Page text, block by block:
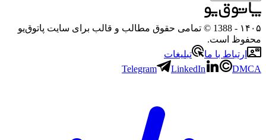
۱۴۰۵
- 1388 © تمامی حقوق مطالب و قالب برای سایت پاتوق‌یو
محفوظ است.
ارتباط با ما
تبلیغات
Telegram
LinkedIn DMCA